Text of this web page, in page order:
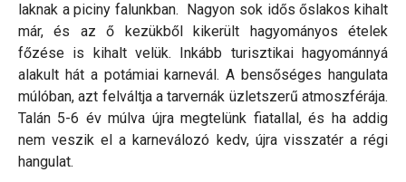
laknak a piciny falunkban. Nagyon sok idős őslakos kihalt
már, és az ő kezükből kikerült hagyományos ételek
főzése is kihalt velük. Inkább turisztikai hagyománnyá
alakult hát a potámiai karnevál. A bensőséges hangulata
múlóban, azt felváltja a tarvernák üzletszerű atmoszférája.
Talán 5-6 év múlva újra megtelünk fiatallal, és ha addig
nem veszik el a karneválozó kedv, újra visszatér a régi
hangulat.